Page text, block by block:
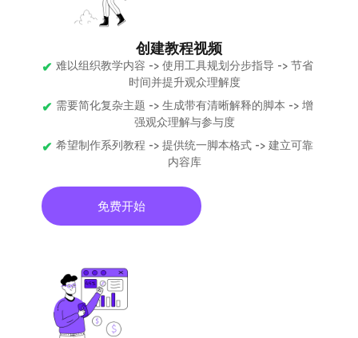
创建教程视频
难以组织教学内容 -> 使用工具规划分步指导 -> 节省
时间并提升观众理解度
需要简化复杂主题 -> 生成带有清晰解释的脚本 -> 增
强观众理解与参与度
希望制作系列教程 -> 提供统一脚本格式 -> 建立可靠
内容库
免费开始